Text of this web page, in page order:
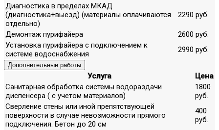
Диагностика в пределах МКАД
(диагностика+выезд) (материалы оплачиваются
отдельно)
2290 руб.
Демонтаж пурифайера
2600 руб.
Установка пурифайера с подключением к
системе водоснабжения
2990 руб.
Дополнительные работы
Услуга
Цена
Санитарная обработка системы водораздачи
диспенсера ( с учетом материалов)
1800
руб.
Сверление стены или иной препятствующей
поверхности в случае невозможности прямого
подключения. Бетон до 20 см
400
руб.